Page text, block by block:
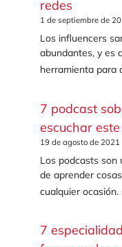
redes
1 de septiembre de
Los influencers
abundantes, y es
herramienta para
7 podcast
escuchar
19 de agosto de 2021
Los podcasts son
de aprender
cualquier
7